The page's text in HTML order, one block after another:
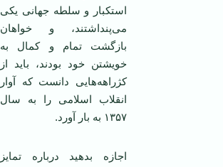
استکبار و سلطه جهانی یکی
می‌پنداشتند، و خواهان
بازگشت تمام و کمال به
خویشتن خود بودند، باید از
کژراهه‌هایی دانست که آوار
انقلاب اسلامی را به سال
۱۳۵۷ به بار آورد.
اجازه بدهید درباره تمایز